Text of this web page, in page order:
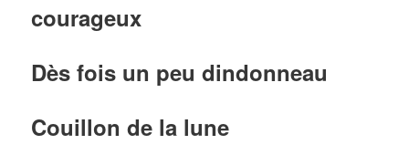
courageux
Dès fois un peu dindonneau
Couillon de la lune